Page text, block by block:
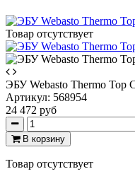
Товар отсутствует
ЭБУ Webasto Thermo Top
Артикул: 568954
24 472 руб
В корзину
Товар отсутствует